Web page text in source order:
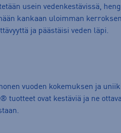
usein vedenkestävissä,
kankaan uloimman
ja päästäisi veden läpi.
vuoden kokemuksen ja
tuotteet ovat kestäviä ja ne